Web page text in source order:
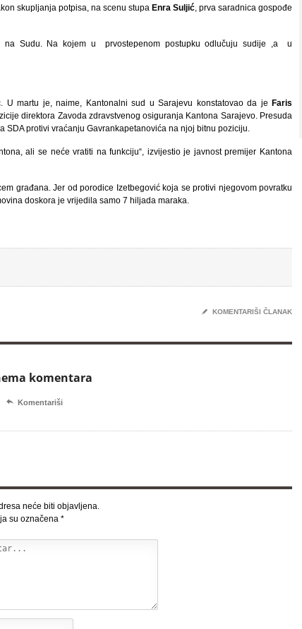
skupljanja potpisa, na scenu stupa Enra Suljić, prva saradnica gospođe
na Sudu. Na kojem u prvostepenom postupku odlučuju sudije ,a u
U martu je, naime, Kantonalni sud u Sarajevu konstatovao da je Faris
direktora Zavoda zdravstvenog osiguranja Kantona Sarajevo. Presuda
SDA protivi vraćanju Gavrankapetanovića na njoj bitnu poziciju.
ali se neće vratiti na funkciju“, izvijestio je javnost premijer Kantona
građana. Jer od porodice Izetbegović koja se protivi njegovom povratku
doskora je vrijedila samo 7 hiljada maraka.
✎ KOMENTARIŠI ČLANAK
komentara
 Komentariši
neće biti objavljena.
su označena *